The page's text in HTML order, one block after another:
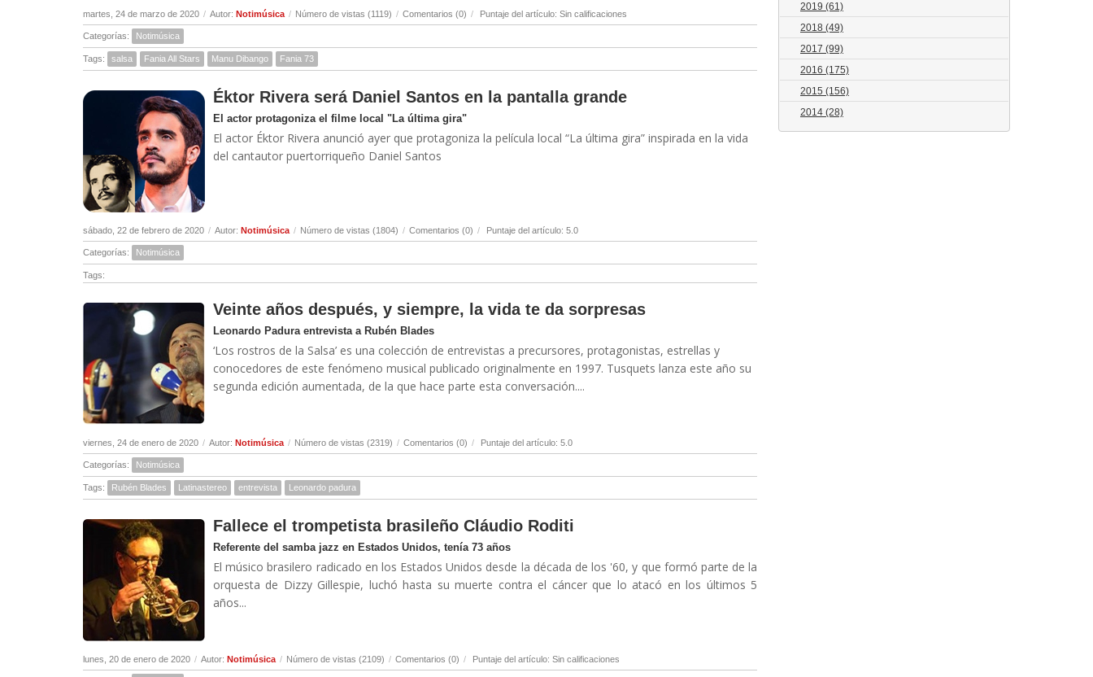
martes, 24 de marzo de 2020 / Autor: Notimúsica / Número de vistas (1119) / Comentarios (0) / Puntaje del artículo: Sin calificaciones
Categorías: Notimúsica
Tags: salsa Fania All Stars Manu Dibango Fania 73
Éktor Rivera será Daniel Santos en la pantalla grande
El actor protagoniza el filme local "La última gira"
El actor Éktor Rivera anunció ayer que protagoniza la película local “La última gira” inspirada en la vida
del cantautor puertorriqueño Daniel Santos
sábado, 22 de febrero de 2020 / Autor: Notimúsica / Número de vistas (1804) / Comentarios (0) / Puntaje del artículo: 5.0
Categorías: Notimúsica
Tags:
Veinte años después, y siempre, la vida te da sorpresas
Leonardo Padura entrevista a Rubén Blades
‘Los rostros de la Salsa’ es una colección de entrevistas a precursores, protagonistas, estrellas y
conocedores de este fenómeno musical publicado originalmente en 1997. Tusquets lanza este año su
segunda edición aumentada, de la que hace parte esta conversación....
viernes, 24 de enero de 2020 / Autor: Notimúsica / Número de vistas (2319) / Comentarios (0) / Puntaje del artículo: 5.0
Categorías: Notimúsica
Tags: Rubén Blades Latinastereo entrevista Leonardo padura
Fallece el trompetista brasileño Cláudio Roditi
Referente del samba jazz en Estados Unidos, tenía 73 años
El músico brasilero radicado en los Estados Unidos desde la década de los '60, y que formó parte de la
orquesta de Dizzy Gillespie, luchó hasta su muerte contra el cáncer que lo atacó en los últimos 5
años...
lunes, 20 de enero de 2020 / Autor: Notimúsica / Número de vistas (2109) / Comentarios (0) / Puntaje del artículo: Sin calificaciones
2019 (61)
2018 (49)
2017 (99)
2016 (175)
2015 (156)
2014 (28)